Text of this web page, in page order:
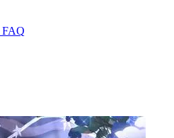
FAQ